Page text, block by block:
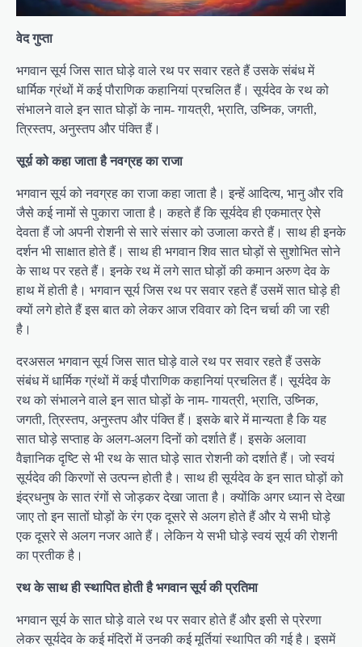
वेद गुप्ता
भगवान सूर्य जिस सात घोड़े वाले रथ पर सवार रहते हैं उसके संबंध में
धार्मिक ग्रंथों में कई पौराणिक कहानियां प्रचलित हैं। सूर्यदेव के रथ को
संभालने वाले इन सात घोड़ों के नाम- गायत्री, भ्राति, उष्निक, जगती,
त्रिस्तप, अनुस्तप और पंक्ति हैं।
सूर्य़ को कहा जाता है नवग्रह का राजा
भगवान सूर्य को नवग्रह का राजा कहा जाता है। इन्हें आदित्य, भानु और रवि
जैसे कई नामों से पुकारा जाता है। कहते हैं कि सूर्यदेव ही एकमात्र ऐसे
देवता हैं जो अपनी रोशनी से सारे संसार को उजाला करते हैं। साथ ही इनके
दर्शन भी साक्षात होते हैं। साथ ही भगवान शिव सात घोड़ों से सुशोभित सोने
के साथ पर रहते हैं। इनके रथ में लगे सात घोड़ों की कमान अरुण देव के
हाथ में होती है। भगवान सूर्य जिस रथ पर सवार रहते हैं उसमें सात घोड़े ही
क्यों लगे होते हैं इस बात को लेकर आज रविवार को दिन चर्चा की जा रही
है।
दरअसल भगवान सूर्य जिस सात घोड़े वाले रथ पर सवार रहते हैं उसके
संबंध में धार्मिक ग्रंथों में कई पौराणिक कहानियां प्रचलित हैं। सूर्यदेव के
रथ को संभालने वाले इन सात घोड़ों के नाम- गायत्री, भ्राति, उष्निक,
जगती, त्रिस्तप, अनुस्तप और पंक्ति हैं। इसके बारे में मान्यता है कि यह
सात घोड़े सप्ताह के अलग-अलग दिनों को दर्शाते हैं। इसके अलावा
वैज्ञानिक दृष्टि से भी रथ के सात घोड़े सात रोशनी को दर्शाते हैं। जो स्वयं
सूर्यदेव की किरणों से उत्पन्न होती है। साथ ही सूर्यदेव के इन सात घोड़ों को
इंद्रधनुष के सात रंगों से जोड़कर देखा जाता है। क्योंकि अगर ध्यान से देखा
जाए तो इन सातों घोड़ों के रंग एक दूसरे से अलग होते हैं और ये सभी घोड़े
एक दूसरे से अलग नजर आते हैं। लेकिन ये सभी घोड़े स्वयं सूर्य की रोशनी
का प्रतीक है।
रथ के साथ ही स्थापित होती है भगवान सूर्य की प्रतिमा
भगवान सूर्य के सात घोड़े वाले रथ पर सवार होते हैं और इसी से प्रेरणा
लेकर सूर्यदेव के कई मंदिरों में उनकी कई मूर्तियां स्थापित की गई है। इसमें